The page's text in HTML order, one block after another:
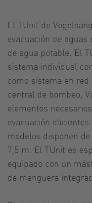
El TUnit de
evacuación de
de agua potable. El
sistema individual
como sistema en
central de bombeo,
elementos
evacuación
modelos disponen
7,5 m. El TUnit es
equipado con un
de manguera